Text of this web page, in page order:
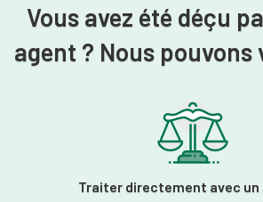
Vous avez été déçu
agent ? Nous pouvons
Une communication